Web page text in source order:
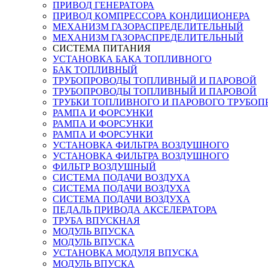
ПРИВОД ГЕНЕРАТОРА
ПРИВОД КОМПРЕССОРА КОНДИЦИОНЕРА
МЕХАНИЗМ ГАЗОРАСПРЕДЕЛИТЕЛЬНЫЙ
МЕХАНИЗМ ГАЗОРАСПРЕДЕЛИТЕЛЬНЫЙ
СИСТЕМА ПИТАНИЯ
УСТАНОВКА БАКА ТОПЛИВНОГО
БАК ТОПЛИВНЫЙ
ТРУБОПРОВОДЫ ТОПЛИВНЫЙ И ПАРОВОЙ
ТРУБОПРОВОДЫ ТОПЛИВНЫЙ И ПАРОВОЙ
ТРУБКИ ТОПЛИВНОГО И ПАРОВОГО
РАМПА И ФОРСУНКИ
РАМПА И ФОРСУНКИ
РАМПА И ФОРСУНКИ
УСТАНОВКА ФИЛЬТРА ВОЗДУШНОГО
УСТАНОВКА ФИЛЬТРА ВОЗДУШНОГО
ФИЛЬТР ВОЗДУШНЫЙ
СИСТЕМА ПОДАЧИ ВОЗДУХА
СИСТЕМА ПОДАЧИ ВОЗДУХА
СИСТЕМА ПОДАЧИ ВОЗДУХА
ПЕДАЛЬ ПРИВОДА АКСЕЛЕРАТОРА
ТРУБА ВПУСКНАЯ
МОДУЛЬ ВПУСКА
МОДУЛЬ ВПУСКА
УСТАНОВКА МОДУЛЯ ВПУСКА
МОДУЛЬ ВПУСКА